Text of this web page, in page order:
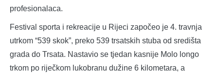
profesionalaca.
Festival sporta i rekreacije u Rijeci započeo je 4. travnja
utrkom “539 skok”, preko 539 trsatskih stuba od središta
grada do Trsata. Nastavio se tjedan kasnije Molo longo
trkom po riječkom lukobranu dužine 6 kilometara, a